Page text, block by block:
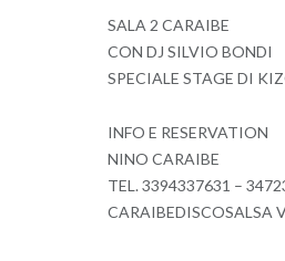
SALA 2 CARAIBE
CON DJ SILVIO BONDI
SPECIALE STAGE DI
INFO E RESERVATION
NINO CARAIBE
TEL. 3394337631 –
CARAIBEDISCOSALSA